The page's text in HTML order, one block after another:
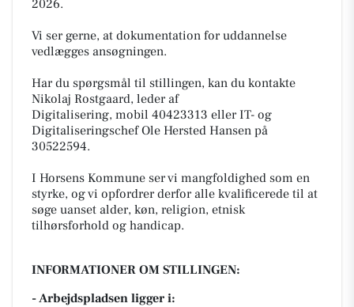
2026.
Vi ser gerne, at dokumentation for uddannelse
vedlægges ansøgningen.
Har du spørgsmål til stillingen, kan du kontakte
Nikolaj Rostgaard, leder af
Digitalisering, mobil 40423313 eller IT- og
Digitaliseringschef Ole Hersted Hansen på
30522594.
I Horsens Kommune ser vi mangfoldighed som en
styrke, og vi opfordrer derfor alle kvalificerede til at
søge uanset alder, køn, religion, etnisk
tilhørsforhold og handicap.
INFORMATIONER OM STILLINGEN:
- Arbejdspladsen ligger i: